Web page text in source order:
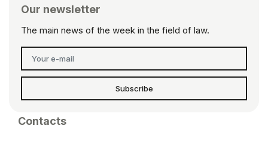
Our newsletter
The main news of the week in the field of law.
Subscribe
Contacts